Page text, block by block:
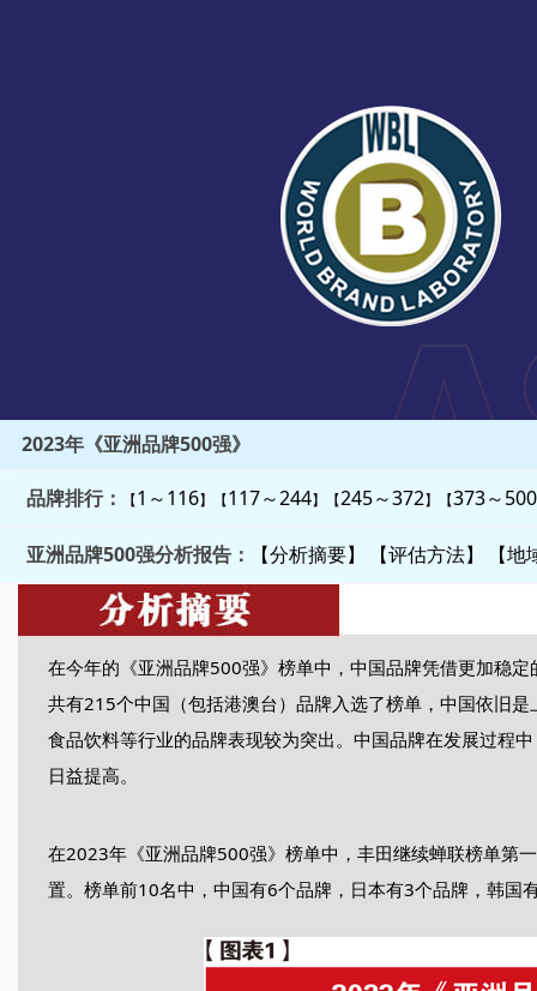
2023年《亚洲品牌500强》
品牌排行： 【1～116】【117～244】【245～372】【373～500
亚洲品牌500强分析报告： 【分析摘要】 【评估方法】 【
在今年的《亚洲品牌500强》榜单中，中国品牌凭借更加稳
共有215个中国（包括港澳台）品牌入选了榜单，中国依旧
食品饮料等行业的品牌表现较为突出。中国品牌在发展过程
日益提高。
在2023年《亚洲品牌500强》榜单中，丰田继续蝉联榜单第
置。榜单前10名中，中国有6个品牌，日本有3个品牌，韩国